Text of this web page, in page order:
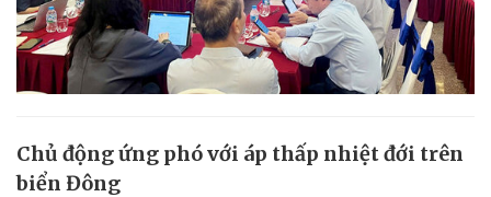
Chủ động ứng phó với áp thấp nhiệt đới trên
biển Đông